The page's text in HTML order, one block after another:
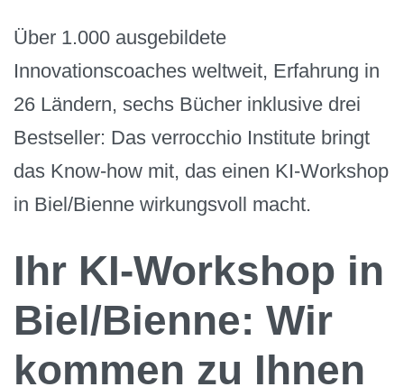
Über 1.000 ausgebildete
Innovationscoaches weltweit, Erfahrung in
26 Ländern, sechs Bücher inklusive drei
Bestseller: Das verrocchio Institute bringt
das Know-how mit, das einen KI-Workshop
in Biel/Bienne wirkungsvoll macht.
Ihr KI-Workshop in
Biel/Bienne: Wir
kommen zu Ihnen